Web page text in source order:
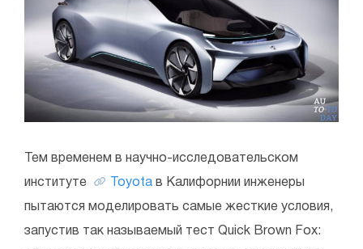
Тем временем в научно-исследовательском
институте Toyota в Калифорнии инженеры
пытаются моделировать самые жесткие условия,
запустив так называемый тест Quick Brown Fox: